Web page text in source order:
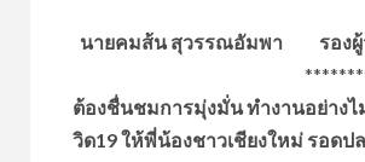
นายคมส้น สุวรรณอัมพา รองผู้ว่
ต้องชื่นชมการมุ่งมั่น ทำงานอย่างไ
วิด19 ให้พี่น้องชาวเชียงใหม่ รอดป